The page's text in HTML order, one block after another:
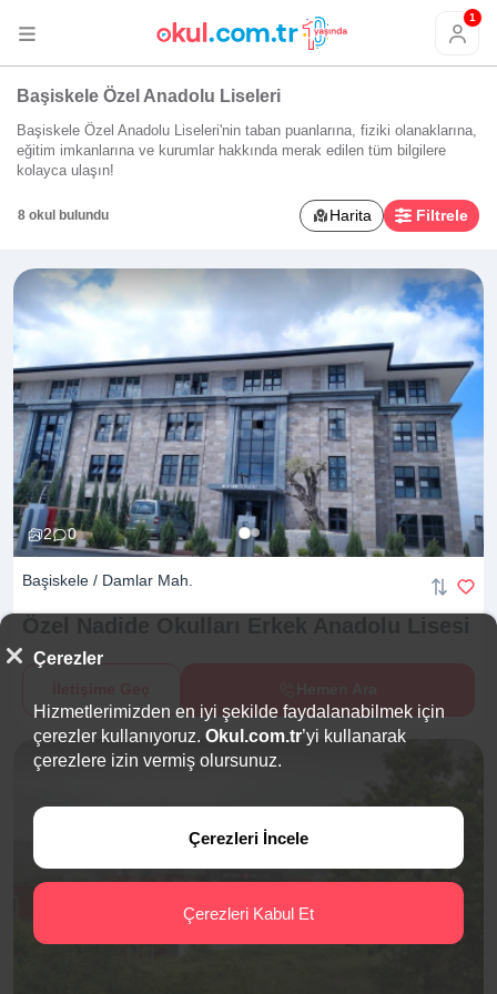
1
Başiskele Özel Anadolu Liseleri
Başiskele Özel Anadolu Liseleri'nin taban puanlarına, fiziki olanaklarına,
eğitim imkanlarına ve kurumlar hakkında merak edilen tüm bilgilere
kolayca ulaşın!
8 okul bulundu Harita Filtrele
2 0
Başiskele / Damlar Mah.
Çerezler
Hizmetlerimizden en iyi şekilde faydalanabilmek için
çerezler kullanıyoruz. Okul.com.tr’yi kullanarak
çerezlere izin vermiş olursunuz.
Çerezleri İncele
Çerezleri Kabul Et